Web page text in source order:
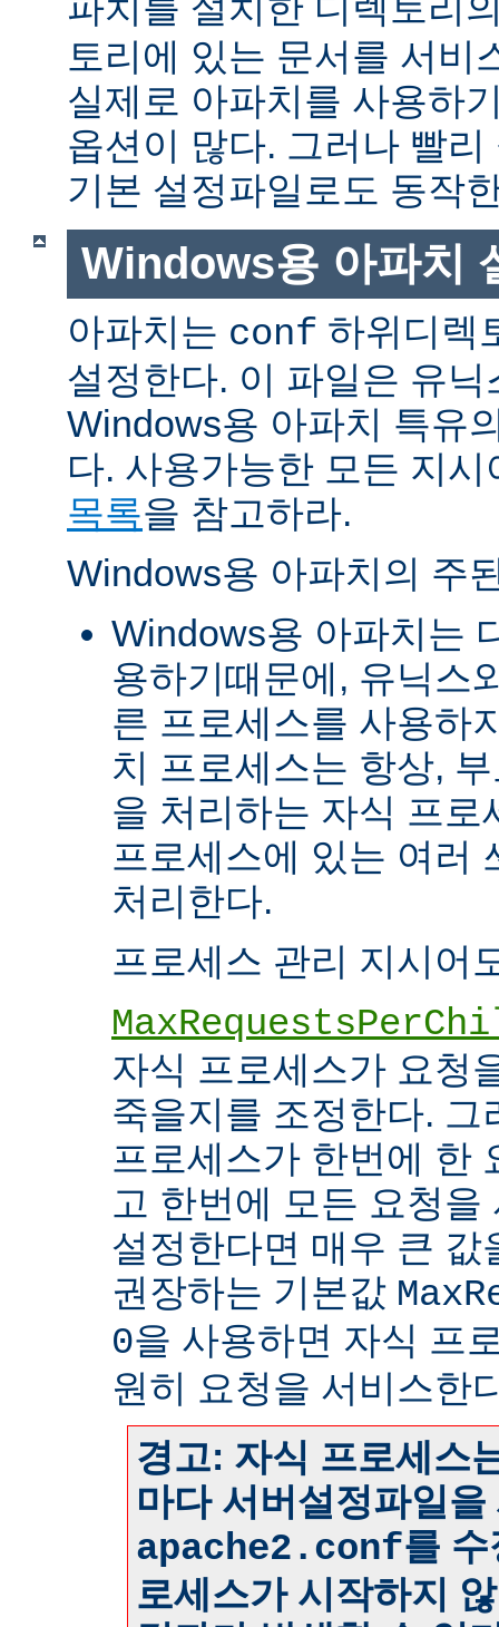
토리에 있는 문서를 서비
실제로 아파치를 사용하
옵션이 많다. 그러나 빨
기본 설정파일로도 동작
Windows용 아파치
아파치는 conf 하위디렉
설정한다. 이 파일은 유
Windows용 아파치 특유
다. 사용가능한 모든 지
목록을 참고하라.
Windows용 아파치의 주
Windows용 아파치는
용하기때문에, 유닉스
른 프로세스를 사용하
치 프로세스는 항상,
을 처리하는 자식 프로
프로세스에 있는 여러
처리한다.
프로세스 관리 지시어
자식 프로세스가 요청
죽을지를 조정한다. 그
프로세스가 한번에 한
고 한번에 모든 요청
설정한다면 매우 큰 값
권장하는 기본값
0을 사용하면 자식 프
원히 요청을 서비스한
경고: 자식 프로세스
마다 서버설정파일
apache2.conf를
로세스가 시작하지